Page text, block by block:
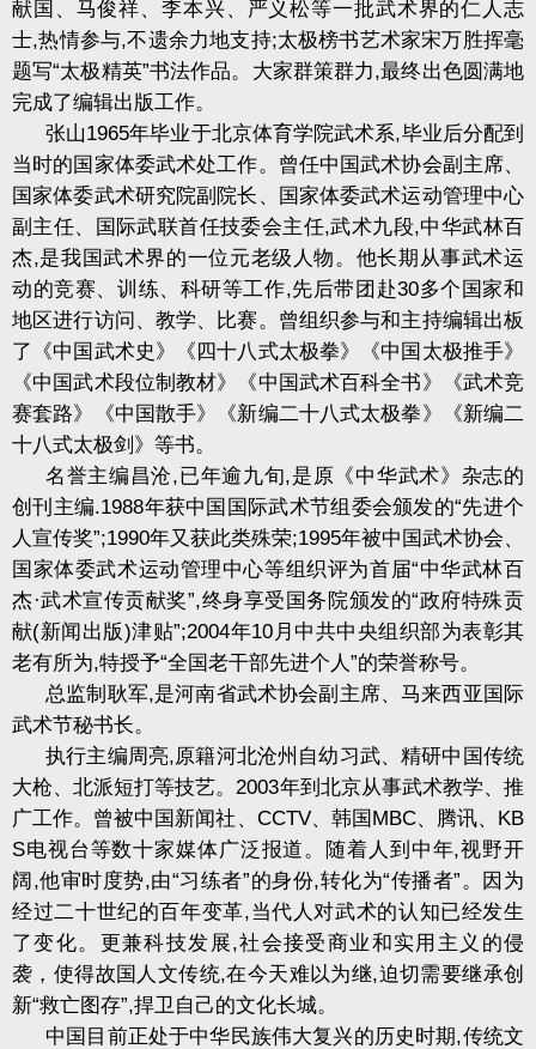
献国、马俊祥、李本兴、严义松等一批武术界的仁人志
士,热情参与,不遗余力地支持;太极榜书艺术家宋万胜挥毫
题写“太极精英”书法作品。大家群策群力,最终出色圆满地
完成了编辑出版工作。
张山1965年毕业于北京体育学院武术系,毕业后分配到
当时的国家体委武术处工作。曾任中国武术协会副主席、
国家体委武术研究院副院长、国家体委武术运动管理中心
副主任、国际武联首任技委会主任,武术九段,中华武林百
杰,是我国武术界的一位元老级人物。他长期从事武术运
动的竞赛、训练、科研等工作,先后带团赴30多个国家和
地区进行访问、教学、比赛。曾组织参与和主持编辑出板
了《中国武术史》《四十八式太极拳》《中国太极推手》
《中国武术段位制教材》《中国武术百科全书》《武术竞
赛套路》《中国散手》《新编二十八式太极拳》《新编二
十八式太极剑》等书。
名誉主编昌沧,已年逾九旬,是原《中华武术》杂志的
创刊主编.1988年获中国国际武术节组委会颁发的“先进个
人宣传奖”;1990年又获此类殊荣;1995年被中国武术协会、
国家体委武术运动管理中心等组织评为首届“中华武林百
杰·武术宣传贡献奖”,终身享受国务院颁发的“政府特殊贡
献(新闻出版)津贴”;2004年10 月中共中央组织部为表彰其
老有所为,特授予“全国老干部先进个人”的荣誉称号。
总监制耿军,是河南省武术协会副主席、马来西亚国际
武术节秘书长。
执行主编周亮,原籍河北沧州自幼习武、精研中国传统
大枪、北派短打等技艺。2003年到北京从事武术教学、推
广工作。曾被中国新闻社、 CCTV、韩国 MBC、腾讯、 KB
S电视台等数十家媒体广泛报道。随着人到中年,视野开
阔,他审时度势,由“习练者”的身份,转化为“传播者”。因为
经过二十世纪的百年变革,当代人对武术的认知已经发生
了变化。更兼科技发展,社会接受商业和实用主义的侵
袭，使得故国人文传统,在今天难以为继,迫切需要继承创
新“救亡图存”,捍卫自己的文化长城。
中国目前正处于中华民族伟大复兴的历史时期,传统文